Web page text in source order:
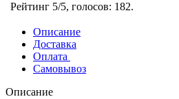
Рейтинг 5/5, голосов: 182.
Описание
Доставка
Оплата
Самовывоз
Описание